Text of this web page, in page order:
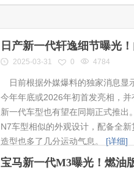
日产新一代轩逸细节曝光
2025-03-31 0 4784
日前根据外媒爆料的独家消息显
今年年底或2026年初首发亮相，
新一代车型也有望在同期正式推出
N7车型相似的外观设计，配备全
造型也多了几分运动气息。 [详细]
宝马新一代M3曝光！燃油